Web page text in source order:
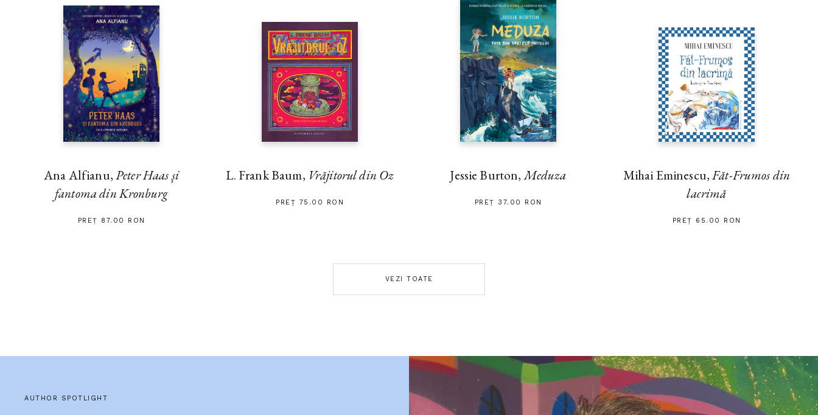
Ana Alfianu,Peter Haas și
fantoma din Kronburg
PREȚ 87.00 RON
L. Frank Baum, Vrăjitorul din Oz
PREȚ 75.00 RON
Jessie Burton,Meduza
PREȚ 37.00 RON
Mihai Eminescu,Făt-Frumos din
lacrimă
PREȚ 65.00 RON
VEZI TOATE
AUTHOR SPOTLIGHT